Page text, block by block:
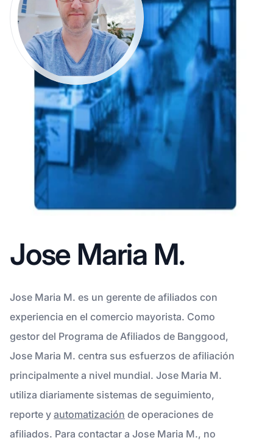
Jose Maria M.
Jose Maria M. es un gerente de afiliados con
experiencia en el comercio mayorista. Como
gestor del Programa de Afiliados de Banggood,
Jose Maria M. centra sus esfuerzos de afiliación
principalmente a nivel mundial. Jose Maria M.
utiliza diariamente sistemas de seguimiento,
reporte y automatización de operaciones de
afiliados. Para contactar a Jose Maria M., no